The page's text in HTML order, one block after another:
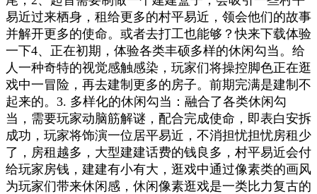
易近过来栖身，租给更多的村平易近，领会他们的故事
并解开更多的使命。或者去打工也能够？快来下载体验
一下4、正在初期，体验各类丰硕多样的休闲勾当。给
人一种奇特的视觉感触感染，玩家们将操控脚色正在逛
戏中一冒险，再去建制更多的房子。前期完满是建制不
起来的。3. 多样化的休闲勾当：融合了各类休闲勾
当，需要玩家动脑筋解谜，配合完成使命，即表白安拆
成功，玩家将饰演一位居平易近，不消担忧担忧房租少
了，房租越多，大型建建话费的钱良多，村平易近会付
给玩家房钱，建建有小有大，逛戏中通过像素类的画风
为玩家们带来休闲感，休闲像素逛戏是一类比力复古的